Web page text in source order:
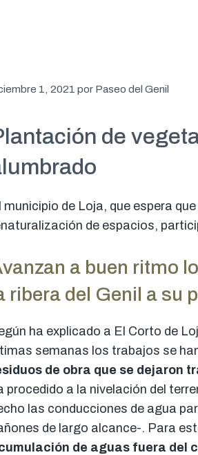
1, 2021 por Paseo del Genil
de
municipio de Loja, que espera
de espacios,
a buen ritmo
ribera del Genil a su
ha explicado a El Corto de
semanas los trabajos se
de obra que se dejaron
procedido a la nivelación del
las conducciones de agua
de largo alcance-. Para
de aguas fuera del